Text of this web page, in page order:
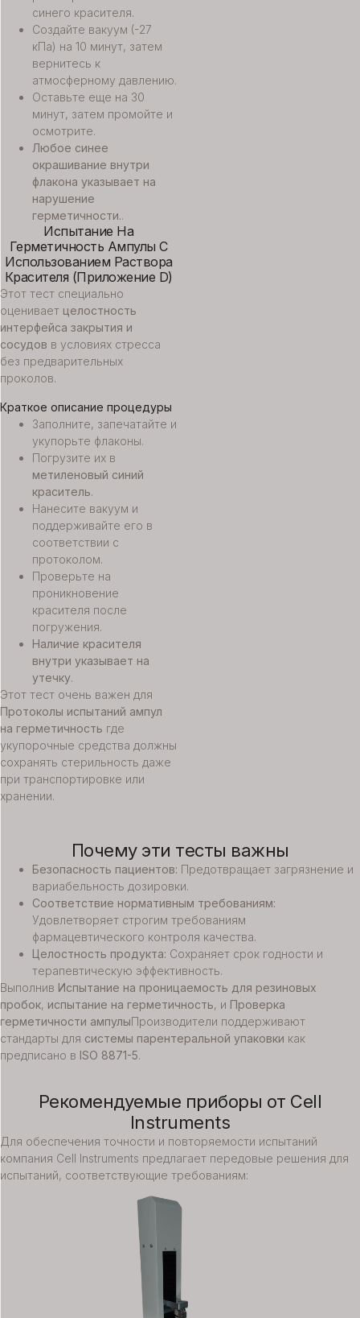
синего красителя.
Создайте вакуум (-27
кПа) на 10 минут, затем
вернитесь к
атмосферному давлению.
Оставьте еще на 30
минут, затем промойте и
осмотрите.
Любое синее
окрашивание внутри
флакона указывает на
нарушение
герметичности..
Испытание На
Герметичность Ампулы С
Использованием Раствора
Красителя (Приложение D)
Этот тест специально
оценивает целостность
интерфейса закрытия и
сосудов в условиях стресса
без предварительных
проколов.
Краткое описание процедуры
Заполните, запечатайте и
укупорьте флаконы.
Погрузите их в
метиленовый синий
краситель.
Нанесите вакуум и
поддерживайте его в
соответствии с
протоколом.
Проверьте на
проникновение
красителя после
погружения.
Наличие красителя
внутри указывает на
утечку.
Этот тест очень важен для
Протоколы испытаний ампул
на герметичность где
укупорочные средства должны
сохранять стерильность даже
при транспортировке или
хранении.
Почему эти тесты важны
Безопасность пациентов: Предотвращает загрязнение и
вариабельность дозировки.
Соответствие нормативным требованиям:
Удовлетворяет строгим требованиям
фармацевтического контроля качества.
Целостность продукта: Сохраняет срок годности и
терапевтическую эффективность.
Выполнив Испытание на проницаемость для резиновых
пробок, испытание на герметичность, и Проверка
герметичности ампулыПроизводители поддерживают
стандарты для системы парентеральной упаковки как
предписано в ISO 8871-5.
Рекомендуемые приборы от Cell
Instruments
Для обеспечения точности и повторяемости испытаний
компания Cell Instruments предлагает передовые решения для
испытаний, соответствующие требованиям: